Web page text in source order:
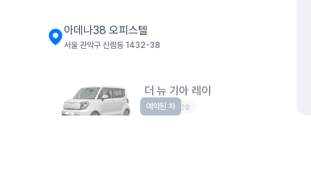
아데나38 오피스텔
서울 관악구 신림동 1432-38
더 뉴 기아 레이
경형 5인승
예약된 차